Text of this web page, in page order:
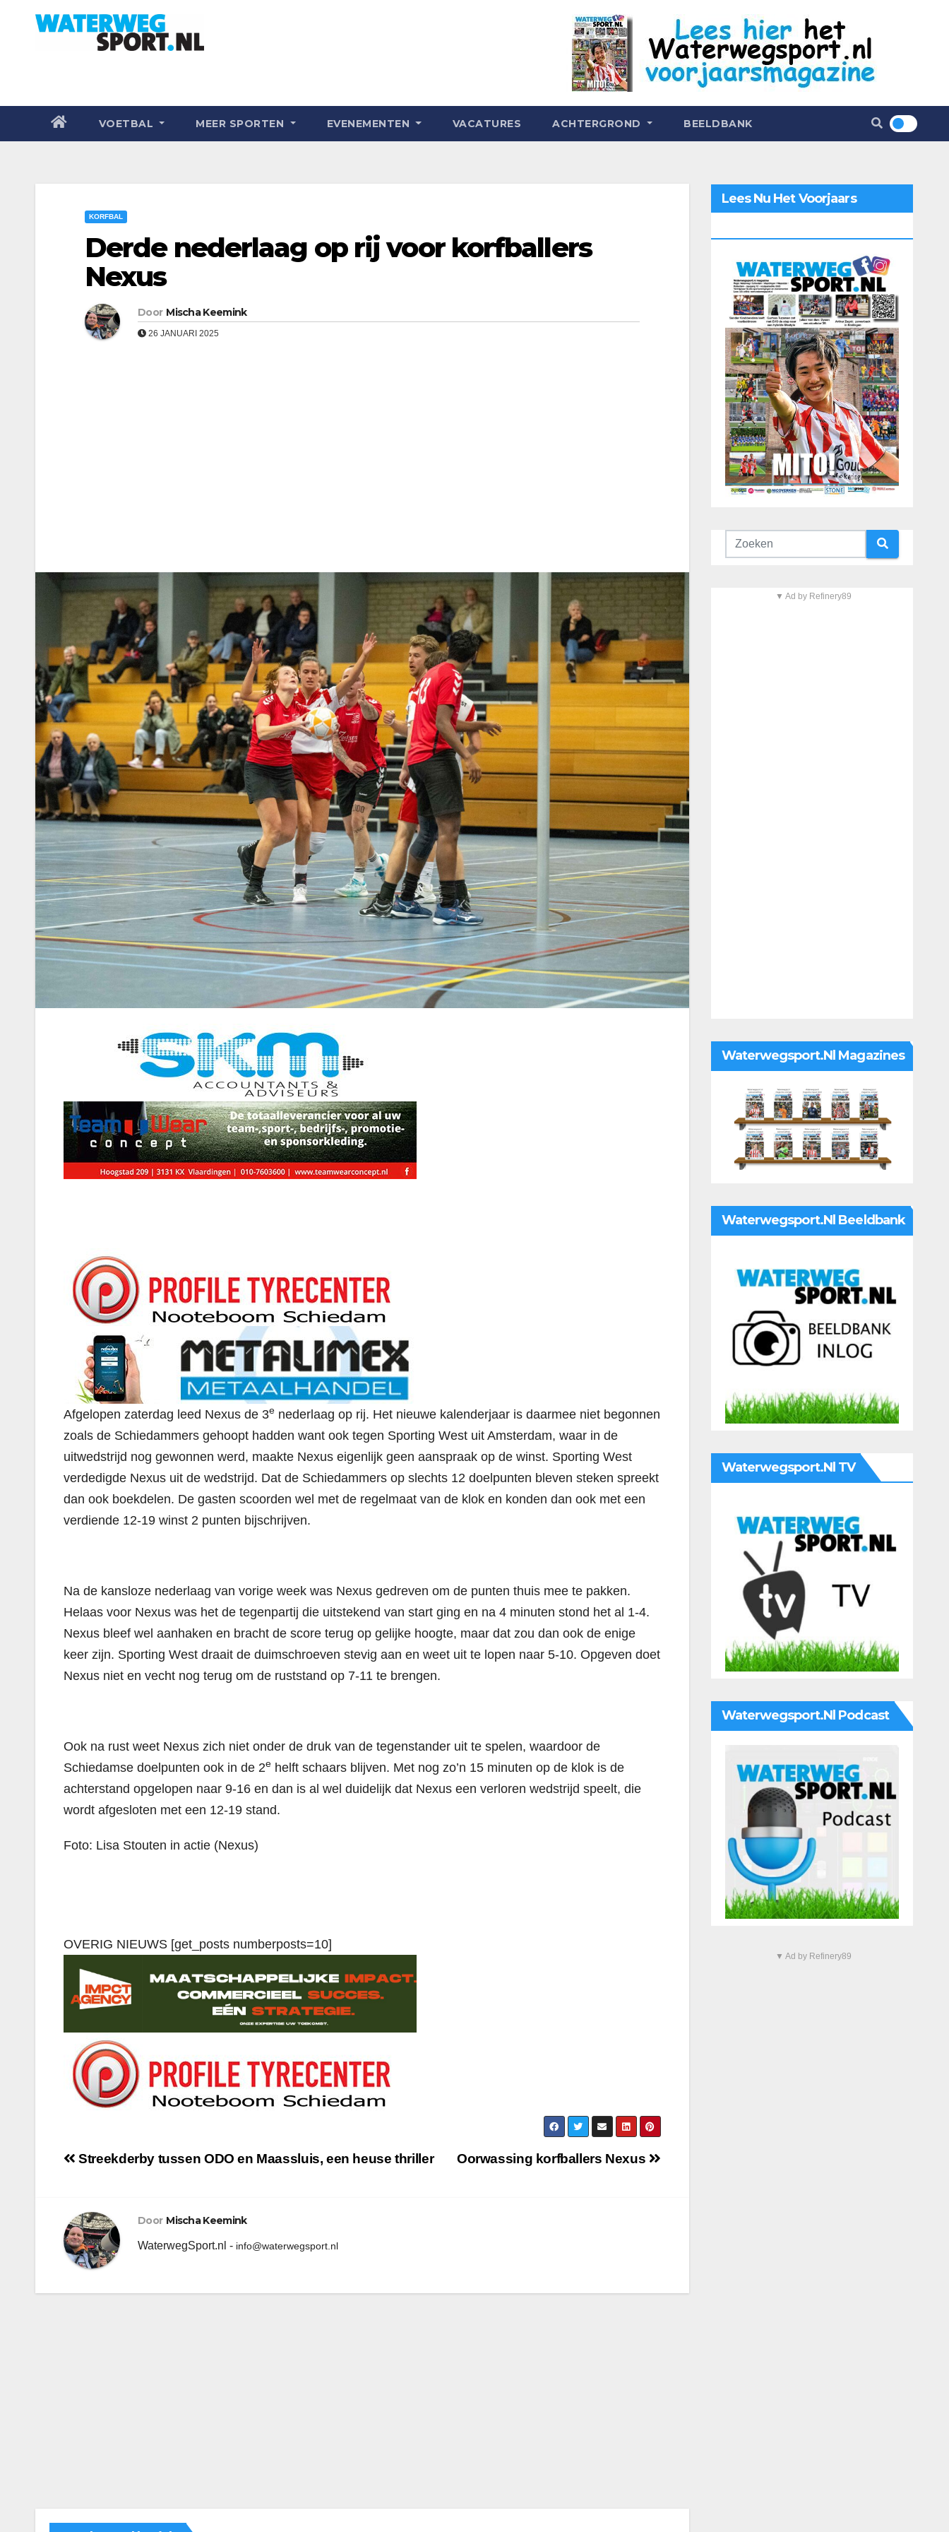
VOETBAL MEER SPORTEN EVENEMENTEN VACATURES ACHTERGROND BEELDBANK
KORFBAL
Derde nederlaag op rij voor korfballers
Nexus
Door Mischa Keemink
26 JANUARI 2025
Afgelopen zaterdag leed Nexus de 3e nederlaag op rij. Het nieuwe kalenderjaar is daarmee niet begonnen
zoals de Schiedammers gehoopt hadden want ook tegen Sporting West uit Amsterdam, waar in de
uitwedstrijd nog gewonnen werd, maakte Nexus eigenlijk geen aanspraak op de winst. Sporting West
verdedigde Nexus uit de wedstrijd. Dat de Schiedammers op slechts 12 doelpunten bleven steken spreekt
dan ook boekdelen. De gasten scoorden wel met de regelmaat van de klok en konden dan ook met een
verdiende 12-19 winst 2 punten bijschrijven.
Na de kansloze nederlaag van vorige week was Nexus gedreven om de punten thuis mee te pakken.
Helaas voor Nexus was het de tegenpartij die uitstekend van start ging en na 4 minuten stond het al 1-4.
Nexus bleef wel aanhaken en bracht de score terug op gelijke hoogte, maar dat zou dan ook de enige
keer zijn. Sporting West draait de duimschroeven stevig aan en weet uit te lopen naar 5-10. Opgeven doet
Nexus niet en vecht nog terug om de ruststand op 7-11 te brengen.
Ook na rust weet Nexus zich niet onder de druk van de tegenstander uit te spelen, waardoor de
Schiedamse doelpunten ook in de 2e helft schaars blijven. Met nog zo’n 15 minuten op de klok is de
achterstand opgelopen naar 9-16 en dan is al wel duidelijk dat Nexus een verloren wedstrijd speelt, die
wordt afgesloten met een 12-19 stand.
Foto: Lisa Stouten in actie (Nexus)
OVERIG NIEUWS [get_posts numberposts=10]
Oorwassing korfballers Nexus
Streekderby tussen ODO en Maassluis, een heuse thriller
Door Mischa Keemink
WaterwegSport.nl - info@waterwegsport.nl
Lees Nu Het Voorjaars
▼ Ad by Refinery89
Waterwegsport.nl Magazines
Waterwegsport.nl Beeldbank
Waterwegsport.nl TV
Waterwegsport.nl Podcast
▼ Ad by Refinery89